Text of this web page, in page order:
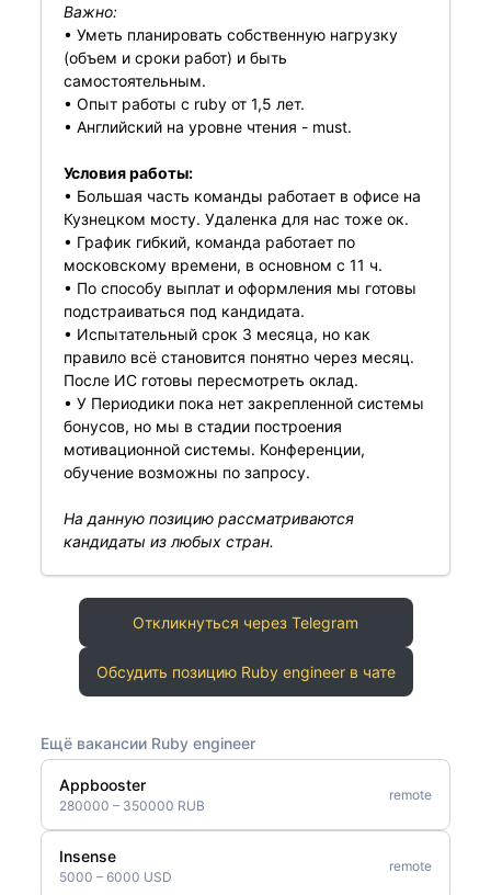
Важно:
• Уметь планировать собственную нагрузку
(объем и сроки работ) и быть
самостоятельным.
• Опыт работы с ruby от 1,5 лет.
• Английский на уровне чтения - must.
Условия работы:
• Большая часть команды работает в офисе на
Кузнецком мосту. Удаленка для нас тоже ок.
• График гибкий, команда работает по
московскому времени, в основном с 11 ч.
• По способу выплат и оформления мы готовы
подстраиваться под кандидата.
• Испытательный срок 3 месяца, но как
правило всё становится понятно через месяц.
После ИС готовы пересмотреть оклад.
• У Периодики пока нет закрепленной системы
бонусов, но мы в стадии построения
мотивационной системы. Конференции,
обучение возможны по запросу.
На данную позицию рассматриваются
кандидаты из любых стран.
Откликнуться через Telegram
Обсудить позицию Ruby engineer в чате
Ещё вакансии Ruby engineer
Appbooster
280000 – 350000 RUB
remote
Insense
5000 – 6000 USD
remote